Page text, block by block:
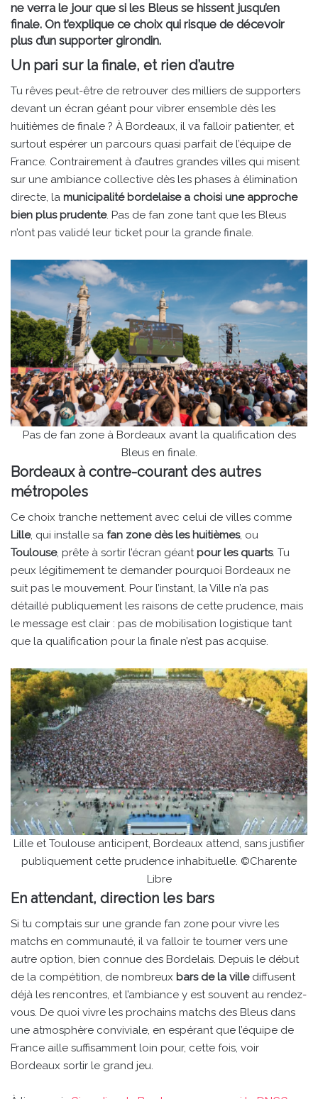
ne verra le jour que si les Bleus se hissent jusqu’en
finale. On t’explique ce choix qui risque de décevoir
plus d’un supporter girondin.
Un pari sur la finale, et rien d’autre
Tu rêves peut-être de retrouver des milliers de supporters
devant un écran géant pour vibrer ensemble dès les
huitièmes de finale ? À Bordeaux, il va falloir patienter, et
surtout espérer un parcours quasi parfait de l’équipe de
France. Contrairement à d’autres grandes villes qui misent
sur une ambiance collective dès les phases à élimination
directe, la municipalité bordelaise a choisi une approche
bien plus prudente. Pas de fan zone tant que les Bleus
n’ont pas validé leur ticket pour la grande finale.
Pas de fan zone à Bordeaux avant la qualification des
Bleus en finale.
Bordeaux à contre-courant des autres
métropoles
Ce choix tranche nettement avec celui de villes comme
Lille, qui installe sa fan zone dès les huitièmes, ou
Toulouse, prête à sortir l’écran géant pour les quarts. Tu
peux légitimement te demander pourquoi Bordeaux ne
suit pas le mouvement. Pour l’instant, la Ville n’a pas
détaillé publiquement les raisons de cette prudence, mais
le message est clair : pas de mobilisation logistique tant
que la qualification pour la finale n’est pas acquise.
Lille et Toulouse anticipent, Bordeaux attend, sans justifier
publiquement cette prudence inhabituelle. ©Charente
Libre
En attendant, direction les bars
Si tu comptais sur une grande fan zone pour vivre les
matchs en communauté, il va falloir te tourner vers une
autre option, bien connue des Bordelais. Depuis le début
de la compétition, de nombreux bars de la villediffusent
déjà les rencontres, et l’ambiance y est souvent au rendez-
vous. De quoi vivre les prochains matchs des Bleus dans
une atmosphère conviviale, en espérant que l’équipe de
France aille suffisamment loin pour, cette fois, voir
Bordeaux sortir le grand jeu.